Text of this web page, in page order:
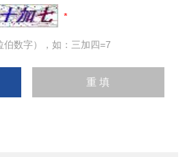
数字），如：三加四=7